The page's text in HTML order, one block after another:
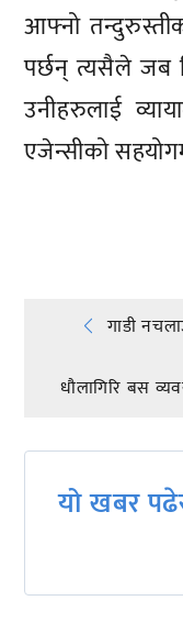
आफ्नो
पर्छन् त्यसैले जब
उनीहरुलाई
एजेन्सीको
Postगाडी
धौलागिरि बस
यो खबर